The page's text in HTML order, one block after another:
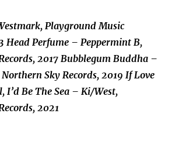
Playground Music
Head Perfume – Peppermint B,
2017 Bubblegum Buddha –
Sky Records, 2019 If Love
I’d Be The Sea – Ki/West,
2021